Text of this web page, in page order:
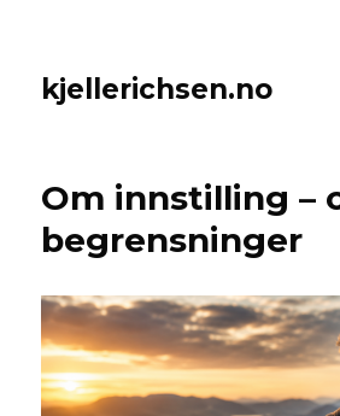
kjellerichsen.no
Om innstilling –
begrensninger